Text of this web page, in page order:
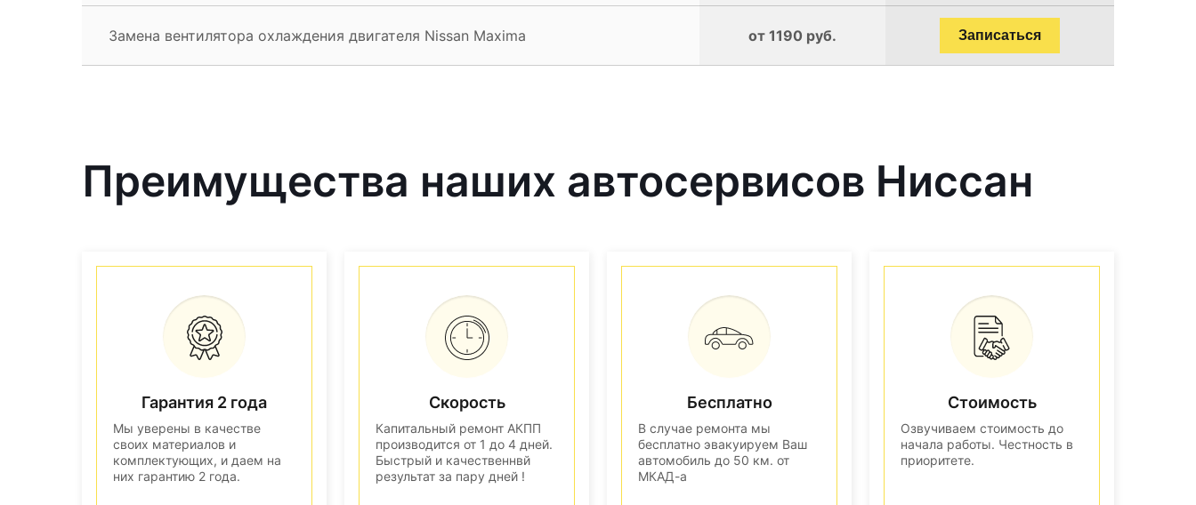
Замена вентилятора охлаждения двигателя Nissan Maxima от 1190 руб. Записаться
Преимущества наших автосервисов Ниссан
Гарантия 2 года
Мы уверены в качестве
своих материалов и
комплектующих, и даем на
них гарантию 2 года.
Скорость
Капитальный ремонт АКПП
производится от 1 до 4 дней.
Быстрый и качественнвй
результат за пару дней !
Бесплатно
В случае ремонта мы
бесплатно эвакуируем Ваш
автомобиль до 50 км. от
МКАД-а
Стоимость
Озвучиваем стоимость до
начала работы. Честность в
приоритете.